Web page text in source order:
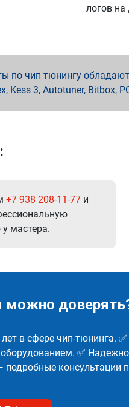
логов на
по чип тюнингу
Kess 3, Autotuner, Bitbox,
+7 938 208-11-77 и
мастера.
можно
в сфере чип-тюнинга.
✅
подробные консультации